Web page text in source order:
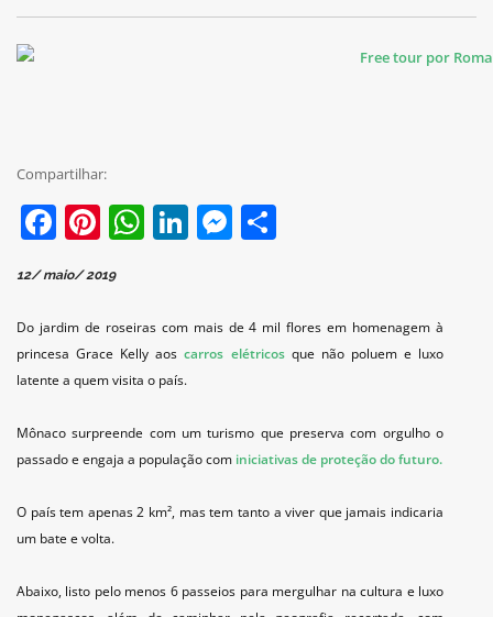
Compartilhar:
Facebook
Pinterest
WhatsApp
LinkedIn
Messenger
12/ maio/ 2019
Do jardim de roseiras com mais de 4 mil flores em homenagem à
princesa Grace Kelly aoscarros elétricosque não poluem e luxo
latente a quem visita o país.
Mônaco surpreende com um turismo que preserva com orgulho o
passado e engaja a população com iniciativas de proteção do futuro.
O país tem apenas 2 km², mas tem tanto a viver que jamais indicaria
um bate e volta.
Abaixo, listo pelo menos 6 passeios para mergulhar na cultura e luxo